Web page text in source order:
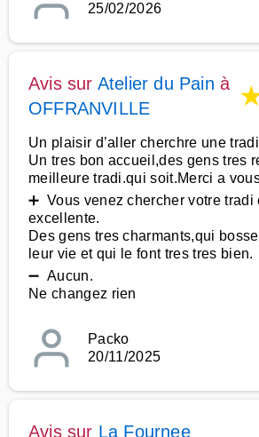
25/02/2026
Avis sur Atelier du Pain à
OFFRANVILLE
Un plaisir d’aller cherchre une
Un tres bon accueil,des gens tres
meilleure tradi.qui soit.Merci a
➕ Vous venez chercher votre tradi
excellente.
Des gens tres charmants,qui
leur vie et qui le font tres tres bien.
➖ Aucun.
Ne changez rien
Packo
20/11/2025
Avis sur La Fournee